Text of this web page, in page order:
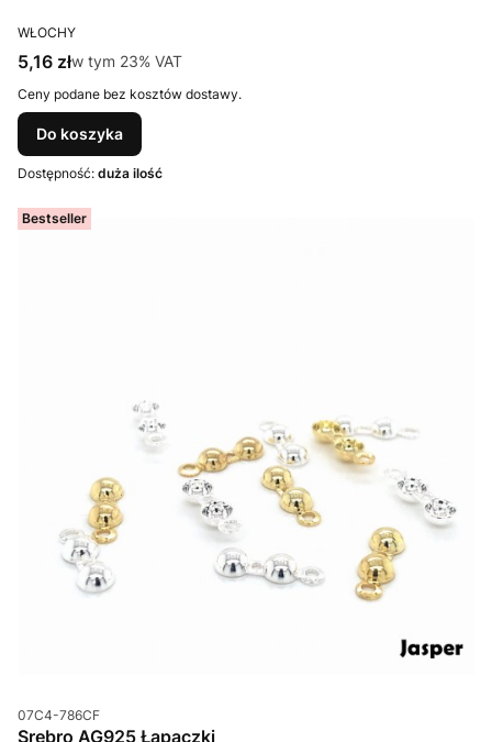
PRODUCENT
WŁOCHY
Cena brutto
5,16 złw tym %s VAT
w tym 23% VAT
Ceny podane bez kosztów dostawy.
Do koszyka
Dostępność: duża ilość
Bestseller
Kod produktu
07C4-786CF
Srebro AG925 Łapaczki